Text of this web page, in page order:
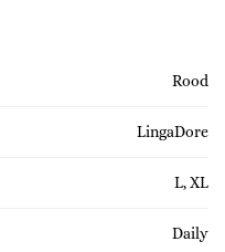
Rood
LingaDore
L, XL
Daily